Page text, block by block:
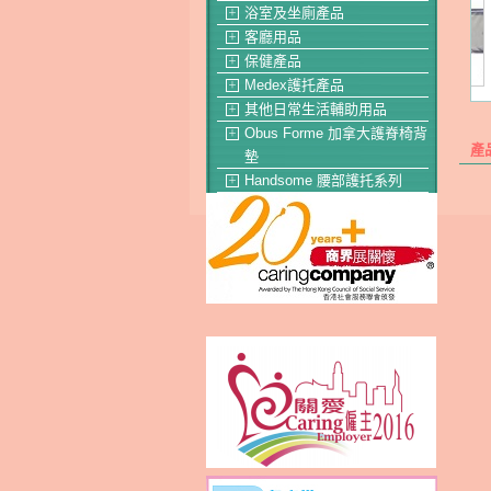
＋ 浴室及坐廁產品
＋ 客廳用品
＋ 保健產品
＋ Medex護托產品
＋ 其他日常生活輔助用品
＋
Obus Forme 加拿大護脊椅背
墊
＋ Handsome 腰部護托系列
產